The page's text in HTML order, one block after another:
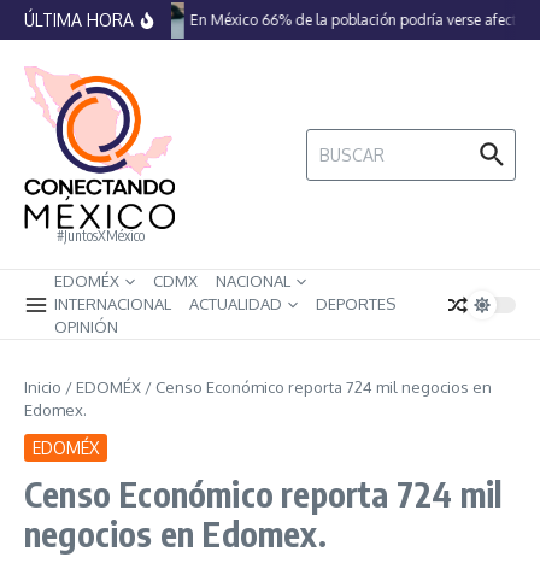
Saltar al contenido
ÚLTIMA HORA En México 66% de la población podría verse
#JuntosXMéxico
Buscar:
EDOMÉX CDMX
NACIONAL
INTERNACIONAL
ACTUALIDAD
DEPORTES
OPINIÓN
Inicio / EDOMÉX / Censo Económico reporta 724 mil negocios en
Edomex.
EDOMÉX
Censo Económico reporta 724 mil
negocios en Edomex.